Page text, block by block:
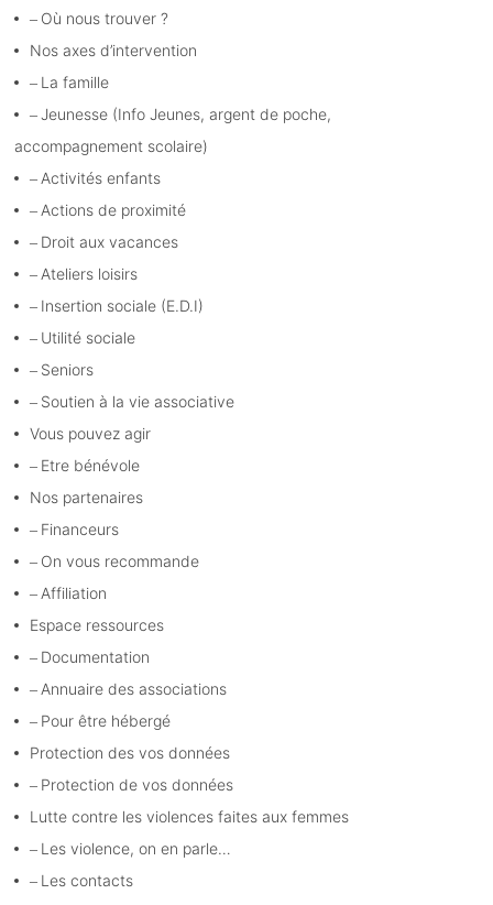
Où nous trouver ?
Nos axes d’intervention
La famille
Jeunesse (Info Jeunes, argent de poche,
accompagnement scolaire)
Activités enfants
Actions de proximité
Droit aux vacances
Ateliers loisirs
Insertion sociale (E.D.I)
Utilité sociale
Seniors
Soutien à la vie associative
Vous pouvez agir
Etre bénévole
Nos partenaires
Financeurs
On vous recommande
Affiliation
Espace ressources
Documentation
Annuaire des associations
Pour être hébergé
Protection des vos données
Protection de vos données
Lutte contre les violences faites aux femmes
Les violence, on en parle…
Les contacts